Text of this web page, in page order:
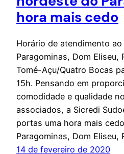
hora mais cedo
Horário de atendimento
Paragominas, Dom Eliseu,
Tomé-Açu/Quatro Bocas
15h. Pensando em
comodidade e qualidade
associados, a Sicredi
portas uma hora mais
Paragominas, Dom Eliseu,
14 de fevereiro de 2020